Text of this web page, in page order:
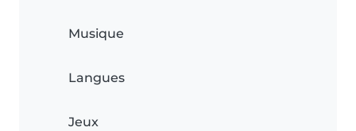
Musique
Langues
Jeux